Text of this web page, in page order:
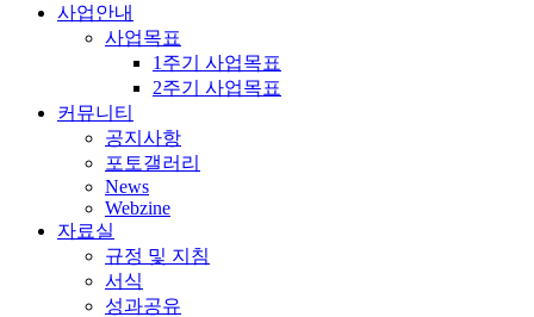
사업안내
사업목표
1주기 사업목표
2주기 사업목표
커뮤니티
공지사항
포토갤러리
News
Webzine
자료실
규정 및 지침
서식
성과공유